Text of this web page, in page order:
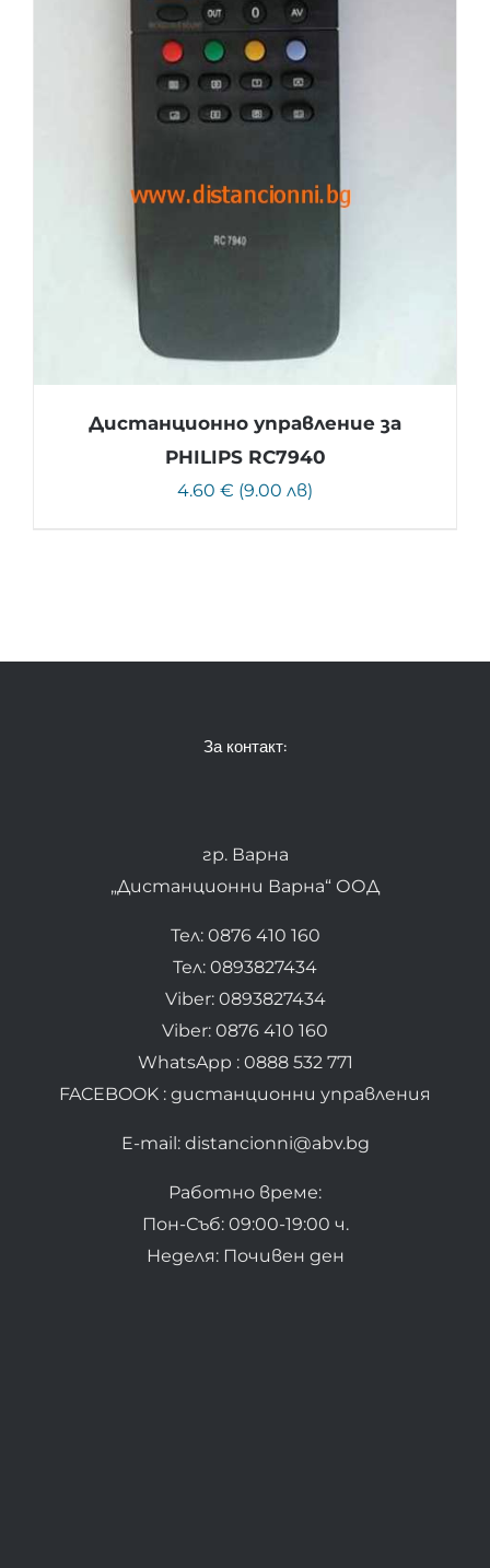
Дистанционно управление за
PHILIPS RC7940
4.60 € (9.00 лв)
За контакт:
гр. Варна
„Дистанционни Варна“ ООД
Тел: 0876 410 160
Тел: 0893827434
Viber: 0893827434
Viber: 0876 410 160
WhatsApp : 0888 532 771
FACEBOOK : дистанционни управления
E-mail: distancionni@abv.bg
Работно време:
Пон-Съб: 09:00-19:00 ч.
Неделя: Почивен ден